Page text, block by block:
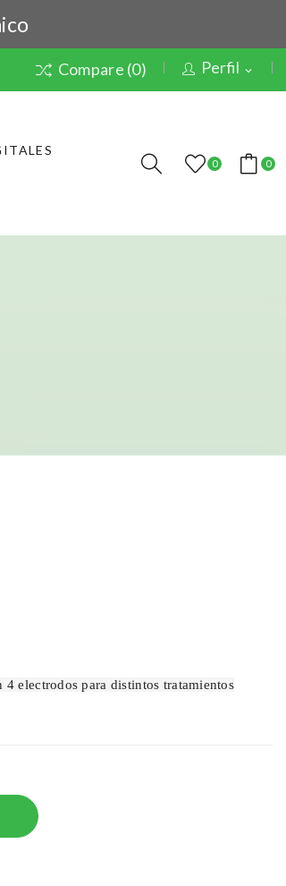
Perfil expand_more
Compare (0)
0
0
electrodos para distintos tratamientos